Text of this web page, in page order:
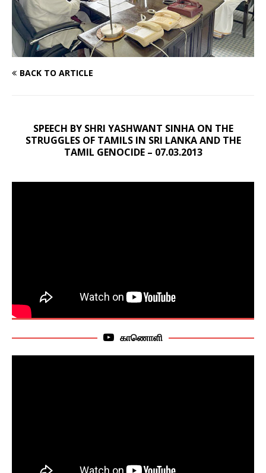
BACK TO ARTICLE
SPEECH BY SHRI YASHWANT SINHA ON THE
STRUGGLES OF TAMILS IN SRI LANKA AND THE
TAMIL GENOCIDE – 07.03.2013
காணொளி